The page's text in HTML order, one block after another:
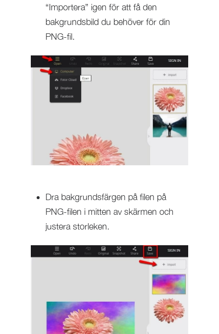
“Importera” igen för att få den
bakgrundsbild du behöver för din
PNG-fil.
Dra bakgrundsfärgen på filen på
PNG-filen i mitten av skärmen och
justera storleken.